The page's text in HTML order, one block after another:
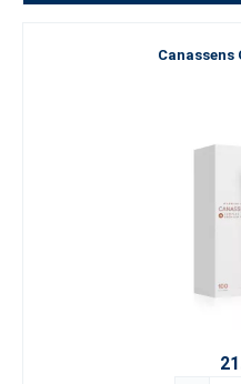
Canassens